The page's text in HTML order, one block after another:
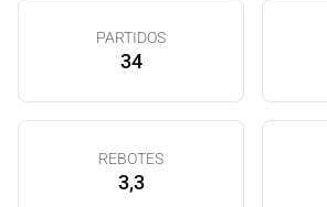
PARTIDOS
34
REBOTES
3,3